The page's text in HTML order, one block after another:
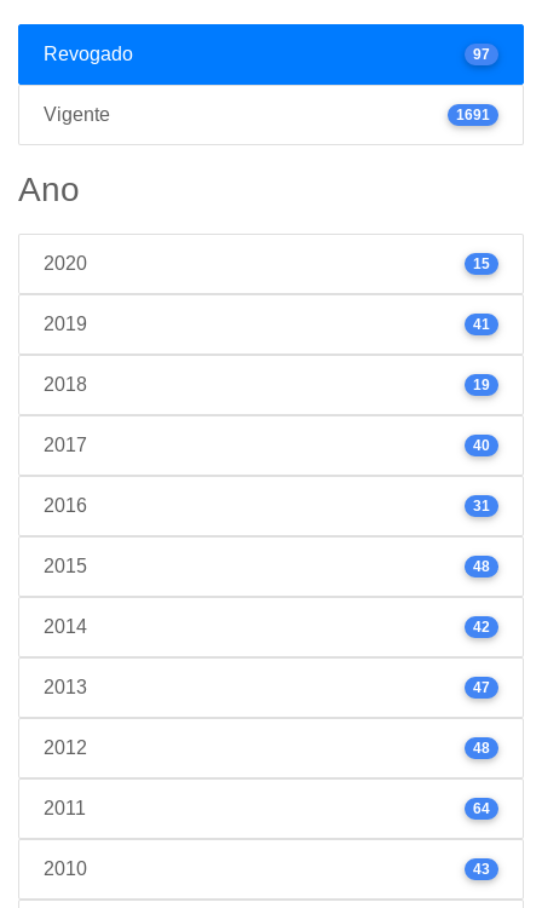
Revogado 97
Vigente 1691
Ano
2020 15
2019 41
2018 19
2017 40
2016 31
2015 48
2014 42
2013 47
2012 48
2011 64
2010 43